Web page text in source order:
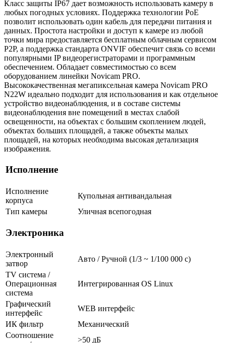
Класс защиты IP67 дает возможность использовать камеру в
любых погодных условиях. Поддержка технологии РоЕ
позволит использовать один кабель для передачи питания и
данных. Простота настройки и доступ к камере из любой
точки мира предоставляется бесплатным облачным сервисом
P2P, а поддержка стандарта ONVIF обеспечит связь со всеми
популярными IP видеорегистраторами и программным
обеспечением. Обладает совместимостью со всем
оборудованием линейки Novicam PRO.
Высококачественная мегапиксельная камера Novicam PRO
N22W идеально подходит для использования и как отдельное
устройство видеонаблюдения, и в составе системы
видеонаблюдения вне помещений в местах слабой
освещенности, на объектах с большим скоплением людей,
объектах больших площадей, а также объекты малых
площадей, на которых необходима высокая детализация
изображения.
Исполнение
Исполнение
корпуса
Купольная антивандальная
Тип камеры
Уличная всепогодная
Электроника
Электронный
затвор
Авто / Ручной (1/3 ~ 1/100 000 с)
TV система /
Операционная
система
Интегрированная OS Linux
Графический
интерфейс
WEB интерфейс
ИК фильтр
Механический
Соотношение
>50 дБ